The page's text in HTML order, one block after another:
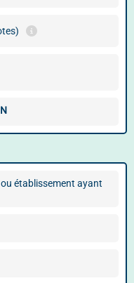
établissement ayant